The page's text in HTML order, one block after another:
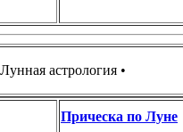
астрология •
Прическа по Луне